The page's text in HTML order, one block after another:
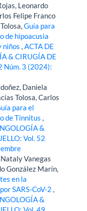
Leonardo
Felipe Franco
Guía para
de hipoacusia
niños,ACTA DE
& CIRUGÍA DE
Núm. 3 (2024):
Daniela
Tolosa, Carlos
para el
de Tinnitus,
&
Vol. 52
Vanegas
González Marín,
en la
SARS-CoV-2,
&